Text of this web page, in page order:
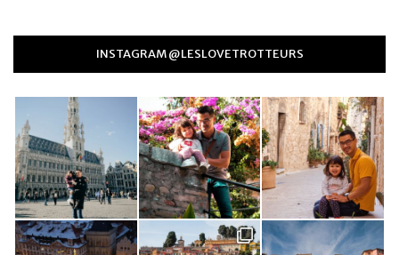
INSTAGRAM @LESLOVETROTTEURS